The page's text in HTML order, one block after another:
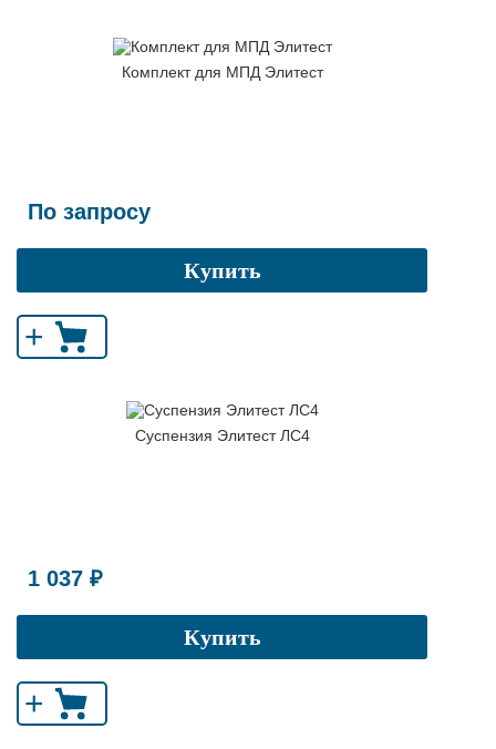
Комплект для МПД Элитест
По запросу
Купить
+
Суспензия Элитест ЛС4
1 037 ₽
Купить
+